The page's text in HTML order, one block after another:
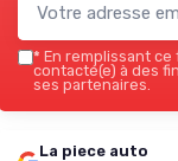
* En remplissant ce
contacté(e) à des
ses partenaires.
La piece auto